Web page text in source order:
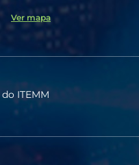
Ver mapa
ITEMM